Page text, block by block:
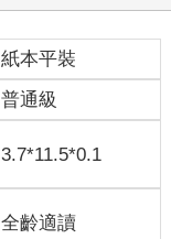
紙本平裝
普通級
3.7*11.5*0.1
全齡適讀